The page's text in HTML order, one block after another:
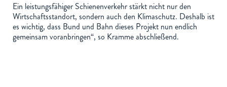
Ein leistungsfähiger Schienenverkehr stärkt nicht nur den
Wirtschaftsstandort, sondern auch den Klimaschutz. Deshalb ist
es wichtig, dass Bund und Bahn dieses Projekt nun endlich
gemeinsam voranbringen“, so Kramme abschließend.